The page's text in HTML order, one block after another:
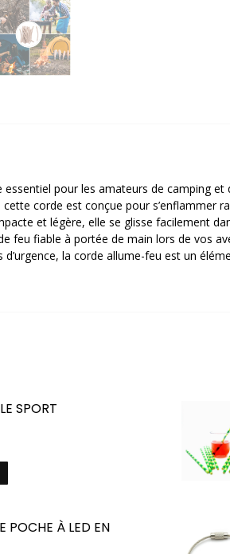
pour les amateurs de camping
corde est conçue pour s’enflammer
et légère, elle se glisse facilement
feu fiable à portée de main lors de vos
la corde allume-feu est un
SPORT
produit
variations.
POCHE À LED EN